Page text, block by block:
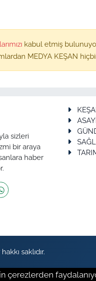
kabul etmiş
MEDYA KEŞAN
sizleri
bir araya
haber
saklıdır.
çerezlerden